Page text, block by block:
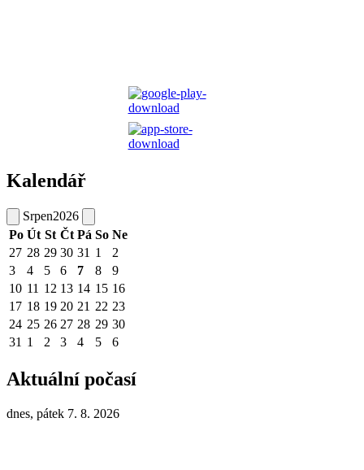
Kalendář
Srpen2026
Po Út St Čt Pá So Ne
27 28 29 30 31 1
2
3
4 5 6 7 8
9
10 11 12 13 14 15 16
17 18 19 20 21 22 23
24 25 26 27 28 29 30
31 1 2 3 4 5 6
Aktuální počasí
dnes, pátek 7. 8. 2026